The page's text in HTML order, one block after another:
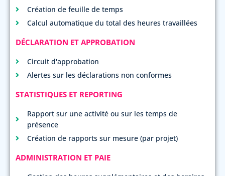
Création de feuille de temps
Calcul automatique du total des heures travaillées
DÉCLARATION ET APPROBATION
Circuit d'approbation
Alertes sur les déclarations non conformes
STATISTIQUES ET REPORTING
Rapport sur une activité ou sur les temps de
présence
Création de rapports sur mesure (par projet)
ADMINISTRATION ET PAIE